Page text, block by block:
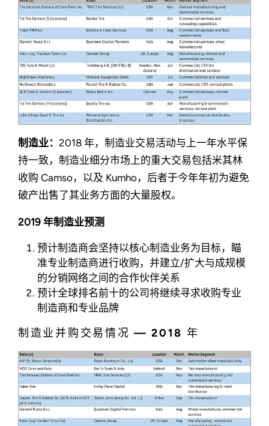
制造业： 2018 年，制造业交易活动与上一年水平保
持一致，制造业细分市场上的重大交易包括米其林
收购 Camso，以及 Kumho，后者于今年年初为避免
破产出售了其业务方面的大量股权。
2019 年制造业预测
预计制造商会坚持以核心制造业务为目标，瞄
准专业制造商进行收购，并建立/扩大与成规模
的分销网络之间的合作伙伴关系
预计全球排名前十的公司将继续寻求收购专业
制造商和专业品牌
制造业并购交易情况 — 2018 年